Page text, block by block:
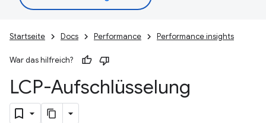
Startseite Docs Performance Performance insights
War das hilfreich?
LCP-Aufschlüsselung